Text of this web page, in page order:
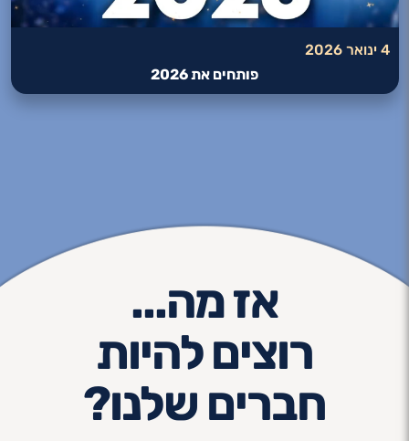
4 ינואר 2026
פותחים את 2026
אז מה...
רוצים להיות
חברים שלנו?